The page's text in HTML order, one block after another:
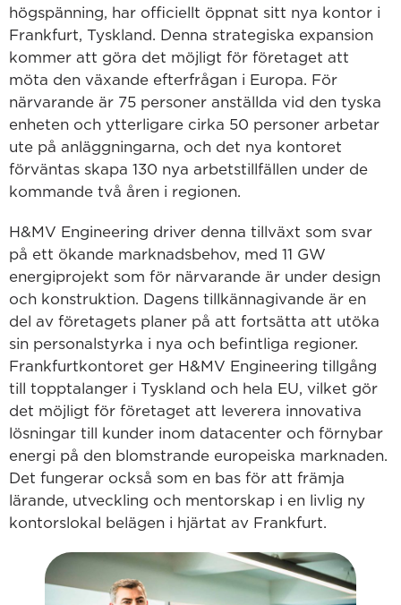
högspänning, har officiellt öppnat sitt nya kontor i
Frankfurt, Tyskland. Denna strategiska expansion
kommer att göra det möjligt för företaget att
möta den växande efterfrågan i Europa. För
närvarande är 75 personer anställda vid den tyska
enheten och ytterligare cirka 50 personer arbetar
ute på anläggningarna, och det nya kontoret
förväntas skapa 130 nya arbetstillfällen under de
kommande två åren i regionen.
H&MV Engineering driver denna tillväxt som svar
på ett ökande marknadsbehov, med 11 GW
energiprojekt som för närvarande är under design
och konstruktion. Dagens tillkännagivande är en
del av företagets planer på att fortsätta att utöka
sin personalstyrka i nya och befintliga regioner.
Frankfurtkontoret ger H&MV Engineering tillgång
till topptalanger i Tyskland och hela EU, vilket gör
det möjligt för företaget att leverera innovativa
lösningar till kunder inom datacenter och förnybar
energi på den blomstrande europeiska marknaden.
Det fungerar också som en bas för att främja
lärande, utveckling och mentorskap i en livlig ny
kontorslokal belägen i hjärtat av Frankfurt.